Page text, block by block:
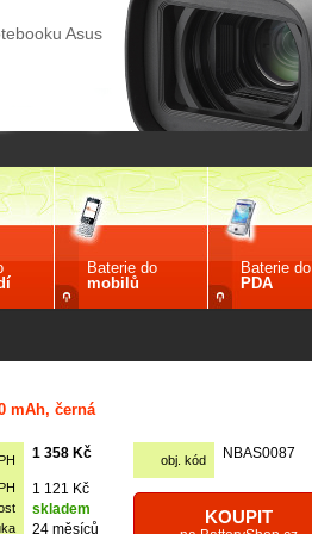
Asus
Baterie do
mobilů
Baterie do
PDA
mAh, černá
1 358 Kč obj. kód NBAS0087
1 121 Kč
KOUPIT
skladem
24 měsíců